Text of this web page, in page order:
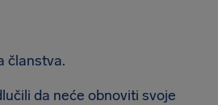
članstva.
da neće obnoviti svoje